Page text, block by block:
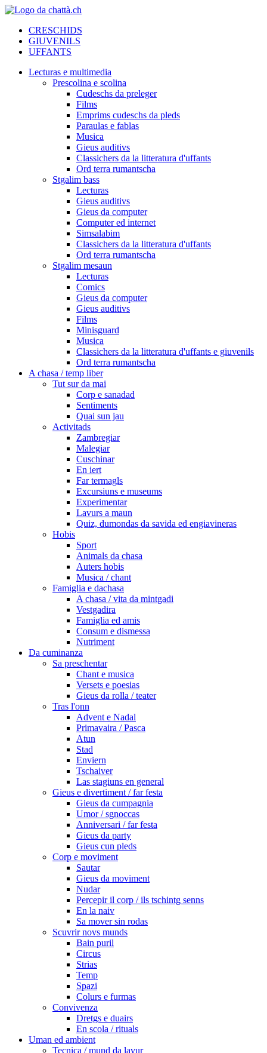
CRESCHIDS
GIUVENILS
UFFANTS
Lecturas e multimedia
Prescolina e scolina
Cudeschs da preleger
Films
Emprims cudeschs da pleds
Paraulas e fablas
Musica
Gieus auditivs
Classichers da la litteratura d'uffants
Ord terra rumantscha
Stgalim bass
Lecturas
Gieus auditivs
Gieus da computer
Computer ed internet
Simsalabim
Classichers da la litteratura d'uffants
Ord terra rumantscha
Stgalim mesaun
Lecturas
Comics
Gieus da computer
Gieus auditivs
Films
Minisguard
Musica
Classichers da la litteratura d'uffants e giuvenils
Ord terra rumantscha
A chasa / temp liber
Tut sur da mai
Corp e sanadad
Sentiments
Quai sun jau
Activitads
Zambregiar
Malegiar
Cuschinar
En iert
Far termagls
Excursiuns e museums
Experimentar
Lavurs a maun
Quiz, dumondas da savida ed engiavineras
Hobis
Sport
Animals da chasa
Auters hobis
Musica / chant
Famiglia e dachasa
A chasa / vita da mintgadi
Vestgadira
Famiglia ed amis
Consum e dismessa
Nutriment
Da cuminanza
Sa preschentar
Chant e musica
Versets e poesias
Gieus da rolla / teater
Tras l'onn
Advent e Nadal
Primavaira / Pasca
Atun
Stad
Enviern
Tschaiver
Las stagiuns en general
Gieus e divertiment / far festa
Gieus da cumpagnia
Umor / sgnoccas
Anniversari / far festa
Gieus da party
Gieus cun pleds
Corp e moviment
Sautar
Gieus da moviment
Nudar
Percepir il corp / ils tschintg senns
En la naiv
Sa mover sin rodas
Scuvrir novs munds
Bain puril
Circus
Strias
Temp
Spazi
Colurs e furmas
Convivenza
Dretgs e duairs
En scola / rituals
Uman ed ambient
Tecnica / mund da lavur